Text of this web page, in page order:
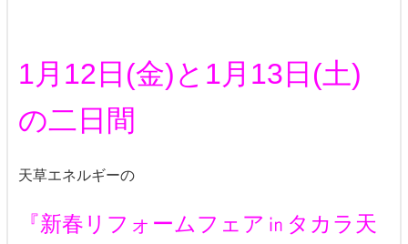
1月12日(金)と1月13日(土)
の二日間
天草エネルギーの
『新春リフォームフェア㏌タカラ天